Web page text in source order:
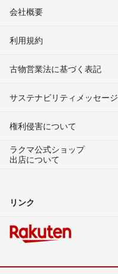
会社概要
利用規約
古物営業法に基づく表記
サステナビリティメッセージ
権利侵害について
ラクマ公式ショップ
出店について
リンク